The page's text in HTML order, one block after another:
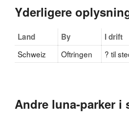
Yderligere
Land By I drift
Schweiz
Oftringen ? til
Andre luna-parker i